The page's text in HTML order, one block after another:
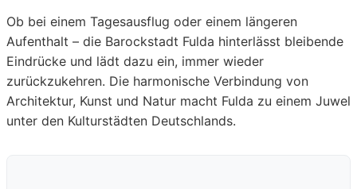
Ob bei einem Tagesausflug oder einem längeren
Aufenthalt – die Barockstadt Fulda hinterlässt bleibende
Eindrücke und lädt dazu ein, immer wieder
zurückzukehren. Die harmonische Verbindung von
Architektur, Kunst und Natur macht Fulda zu einem Juwel
unter den Kulturstädten Deutschlands.